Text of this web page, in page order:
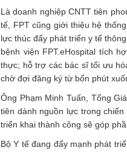
Là doanh nghiệp CNTT tiên
tế, FPT cũng giới thiệu hệ
lực thúc đẩy phát triển y tế
bệnh viện FPT.eHospital tích
thực; hỗ trợ các bác sĩ tối ưu
chờ đợi đăng ký từ bốn phút
Ông Phạm Minh Tuấn, Tổng
tiên dành nguồn lực trong
triển khai thành công sẽ góp
Bộ Y tế đang đẩy mạnh phát